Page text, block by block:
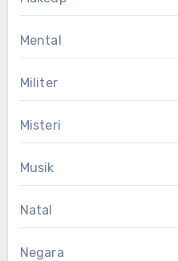
Mental
Militer
Misteri
Musik
Natal
Negara